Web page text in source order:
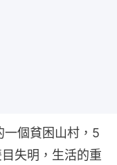
一個貧困山村，5
失明，生活的重